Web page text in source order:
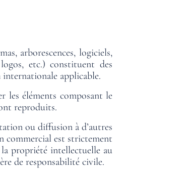
arborescences, logiciels,
etc.) constituent des
applicable.
les éléments composant le
reproduits.
ou diffusion à d’autres
commercial est strictement
propriété intellectuelle au
de responsabilité civile.